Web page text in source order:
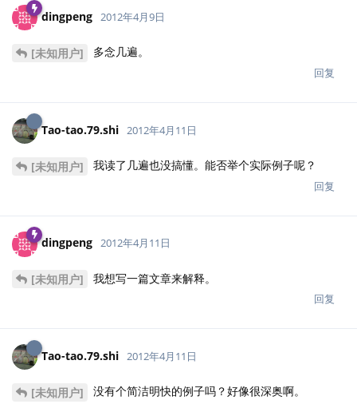
dingpeng 2012年4月9日
[未知用户] 多念几遍。
回复
Tao-tao.79.shi 2012年4月11日
[未知用户] 我读了几遍也没搞懂。能否举个实际例子呢？
回复
dingpeng 2012年4月11日
[未知用户] 我想写一篇文章来解释。
回复
Tao-tao.79.shi 2012年4月11日
[未知用户] 没有个简洁明快的例子吗？好像很深奥啊。